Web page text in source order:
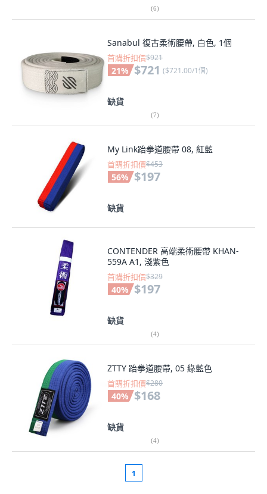
(6)
Sanabul 復古柔術腰帶, 白色, 1個
首購折扣價$921
21% $721 ($721.00/1個)
缺貨
(7)
My Link跆拳道腰帶 08, 紅藍
首購折扣價$453
56% $197
缺貨
CONTENDER 高端柔術腰帶 KHAN-
559A A1, 淺紫色
首購折扣價$329
40% $197
缺貨
(4)
ZTTY 跆拳道腰帶, 05 綠藍色
首購折扣價$280
40% $168
缺貨
(4)
1